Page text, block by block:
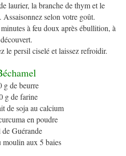
laurier, la branche de thym et le
selon votre goût.
à feu doux après ébullition, à
découvert.
le persil ciselé et laissez refroidir.
g de beurre
g de farine
de soja au calcium
en poudre
de Guérande
moulin aux 5 baies